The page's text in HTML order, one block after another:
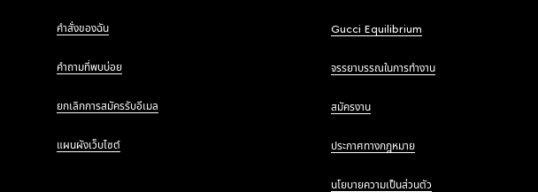
คำสั่งของฉัน
คำถามที่พบบ่อย
ยกเลิกการสมัครรับอีเมล
แผนผังเว็บไซต์
Gucci Equilibrium
จรรยาบรรณในการทำงาน
สมัครงาน
ประกาศทางกฎหมาย
นโยบายความเป็นส่วนตัว